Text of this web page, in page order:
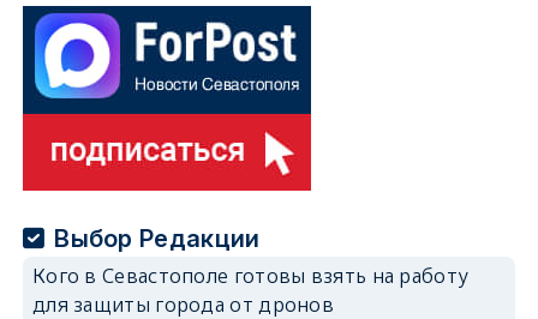
Выбор Редакции
Кого в Севастополе готовы взять на работу
для защиты города от дронов